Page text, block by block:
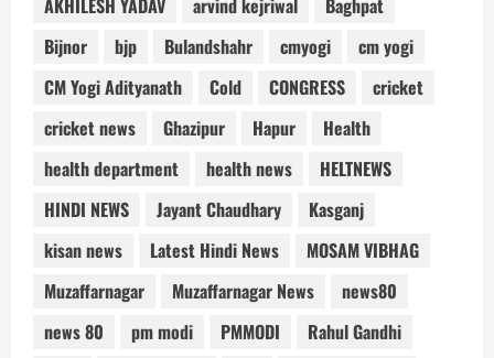
AKHILESH YADAV arvind kejriwal
Baghpat
Bijnor
bjp Bulandshahr cmyogi
cm yogi
CM Yogi Adityanath
Cold CONGRESS
cricket
cricket news
Ghazipur Hapur
Health
health department
health news
HELTNEWS
HINDI NEWS
Jayant Chaudhary
Kasganj
kisan news
Latest Hindi News
MOSAM VIBHAG
Muzaffarnagar
Muzaffarnagar News
news80
news 80
pm modi PMMODI
Rahul Gandhi